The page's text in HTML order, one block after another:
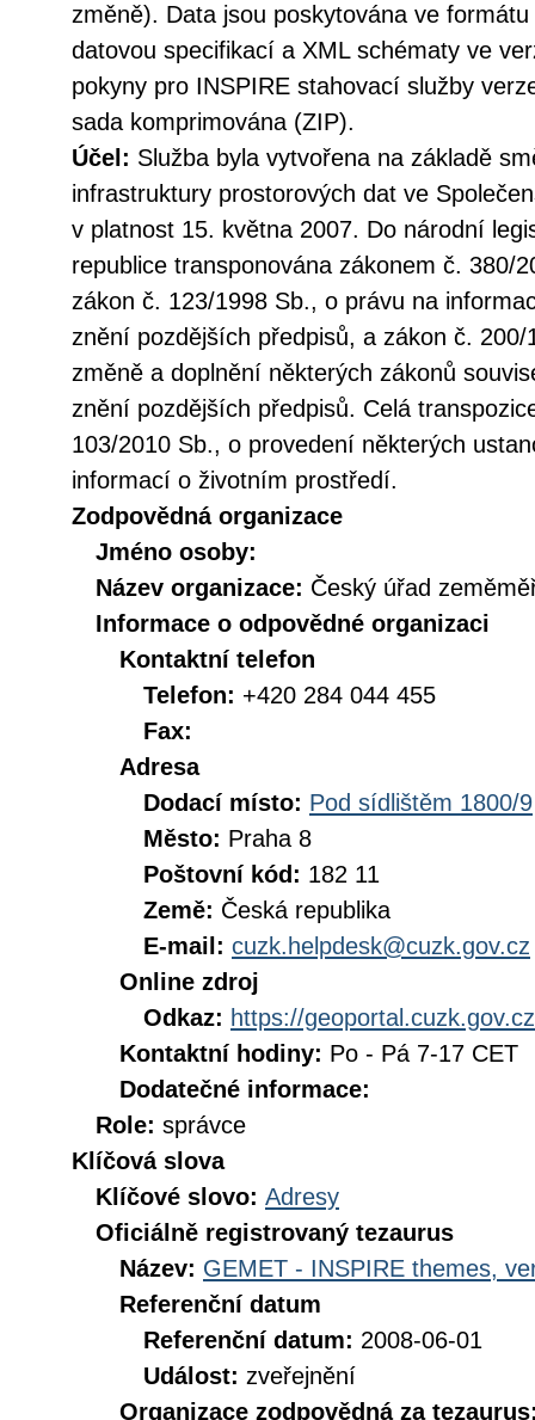
změně). Data jsou poskytována ve
datovou specifikací a XML schématy ve
pokyny pro INSPIRE stahovací služby
sada komprimována (ZIP).
Účel: Služba byla vytvořena na základě
infrastruktury prostorových dat ve
v platnost 15. května 2007. Do národní
republice transponována zákonem č. 380/
zákon č. 123/1998 Sb., o právu na
znění pozdějších předpisů, a zákon č.
změně a doplnění některých zákonů
znění pozdějších předpisů. Celá
103/2010 Sb., o provedení některých
informací o životním prostředí.
Zodpovědná organizace
Jméno osoby:
Název organizace: Český úřad
Informace o odpovědné organizaci
Kontaktní telefon
Telefon: +420 284 044 455
Fax:
Adresa
Dodací místo: Pod sídlištěm 1800/9
Město: Praha 8
Poštovní kód: 182 11
Země: Česká republika
E-mail: cuzk.helpdesk@cuzk.gov.cz
Online zdroj
Odkaz: https://geoportal.cuzk.gov.cz
Kontaktní hodiny: Po - Pá 7-17 CET
Dodatečné informace:
Role: správce
Klíčová slova
Klíčové slovo: Adresy
Oficiálně registrovaný tezaurus
Název: GEMET - INSPIRE themes,
Referenční datum
Referenční datum: 2008-06-01
Událost: zveřejnění
Organizace zodpovědná za